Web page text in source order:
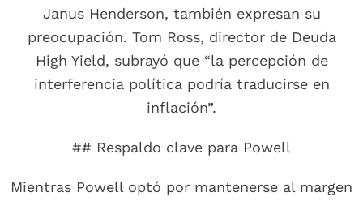
Janus Henderson, también expresan su
preocupación. Tom Ross, director de Deuda
High Yield, subrayó que “la percepción de
interferencia política podría traducirse en
inflación”.
## Respaldo clave para Powell
Mientras Powell optó por mantenerse al margen